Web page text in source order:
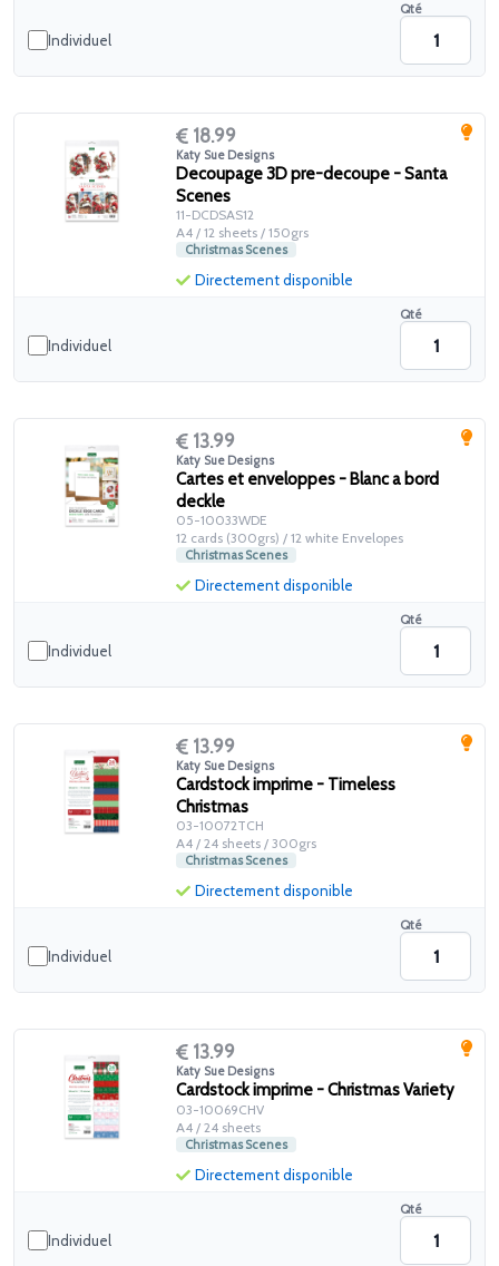
Individuel
Qté
18.99
Katy Sue Designs
Decoupage 3D pre-decoupe - Santa
Scenes
11-DCDSAS12
A4 / 12 sheets / 150grs
Christmas Scenes
Individuel
Qté
Directement disponible
13.99
Katy Sue Designs
Cartes et enveloppes - Blanc a bord
deckle
05-10033WDE
12 cards (300grs) / 12 white Envelopes
Christmas Scenes
Individuel
Qté
Directement disponible
13.99
Katy Sue Designs
Cardstock imprime - Timeless
Christmas
03-10072TCH
A4 / 24 sheets / 300grs
Christmas Scenes
Individuel
Qté
Directement disponible
13.99
Katy Sue Designs
Cardstock imprime - Christmas Variety
03-10069CHV
A4 / 24 sheets
Christmas Scenes
Individuel
Qté
Directement disponible